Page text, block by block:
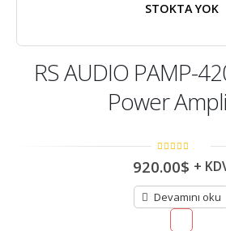
STOKTA YOK
RS AUDIO PAMP-
Power
out of
5
920.00$ +
Devamını oku